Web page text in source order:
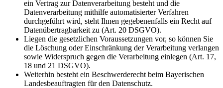
ein Vertrag zur Datenverarbeitung besteht und die
Datenverarbeitung mithilfe automatisierter Verfahren
durchgeführt wird, steht Ihnen gegebenenfalls ein Recht auf
Datenübertragbarkeit zu (Art. 20 DSGVO).
Liegen die gesetzlichen Voraussetzungen vor, so können Sie
die Löschung oder Einschränkung der Verarbeitung verlangen
sowie Widerspruch gegen die Verarbeitung einlegen (Art. 17,
18 und 21 DSGVO).
Weiterhin besteht ein Beschwerderecht beim Bayerischen
Landesbeauftragten für den Datenschutz.